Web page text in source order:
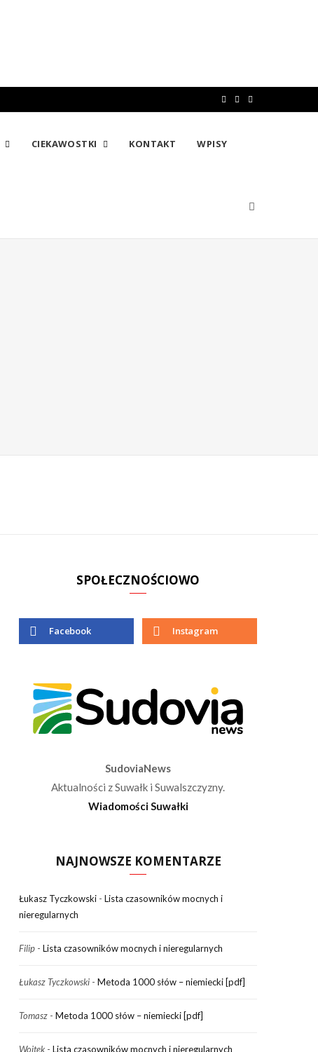
CIEKAWOSTKI KONTAKT WPISY
SPOŁECZNOŚCIOWO
Facebook Instagram
SudoviaNews
Aktualności z Suwałk i Suwalszczyzny.
Wiadomości Suwałki
NAJNOWSZE KOMENTARZE
Łukasz Tyczkowski - Lista czasowników mocnych i
nieregularnych
Filip - Lista czasowników mocnych i nieregularnych
Łukasz Tyczkowski - Metoda 1000 słów – niemiecki [pdf]
Tomasz - Metoda 1000 słów – niemiecki [pdf]
Wojtek - Lista czasowników mocnych i nieregularnych